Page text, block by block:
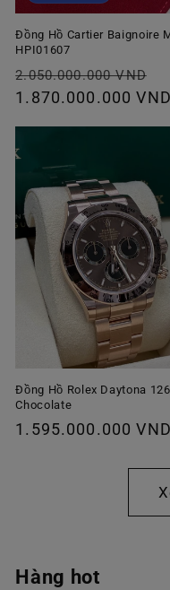
Đồng Hồ Cartier Baignoire
HPI01607
Giá
thông
2.050.000.000 VND
ưu
1.870.000.000 VND
Đồng Hồ Rolex Daytona
Chocolate
Giá
1.595.000.000 VND
Hàng hot